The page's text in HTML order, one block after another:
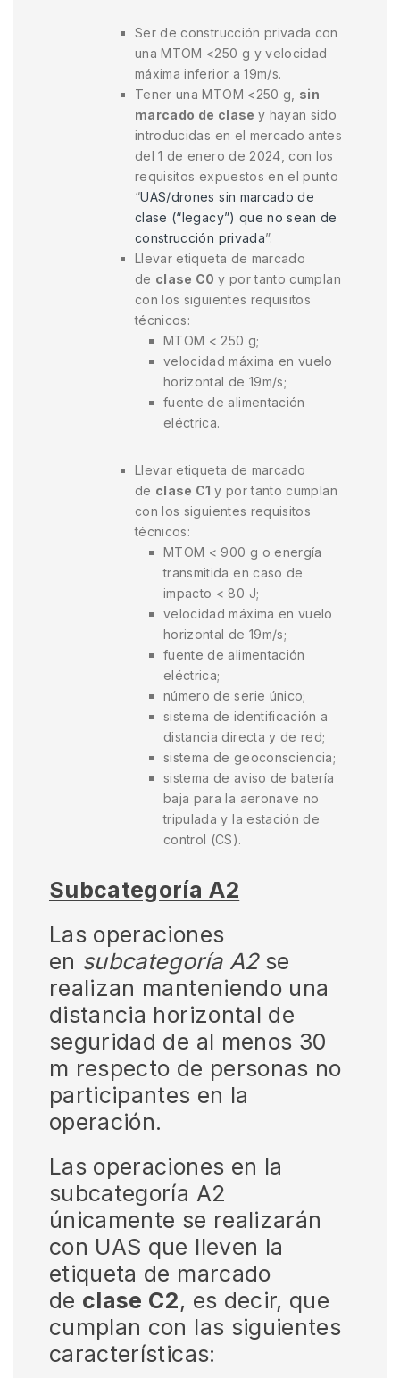
Ser de construcción privada con
una MTOM <250 g y velocidad
máxima inferior a 19m/s.
Tener una MTOM <250 g, sin
marcado de clase y hayan sido
introducidas en el mercado antes
del 1 de enero de 2024, con los
requisitos expuestos en el punto
“UAS/drones sin marcado de
clase (“legacy”) que no sean de
construcción privada”.
Llevar etiqueta de marcado
de clase C0y por tanto cumplan
con los siguientes requisitos
técnicos:
MTOM < 250 g;
velocidad máxima en vuelo
horizontal de 19m/s;
fuente de alimentación
eléctrica.
Llevar etiqueta de marcado
de clase C1y por tanto cumplan
con los siguientes requisitos
técnicos:
MTOM < 900 g o energía
transmitida en caso de
impacto < 80 J;
velocidad máxima en vuelo
horizontal de 19m/s;
fuente de alimentación
eléctrica;
número de serie único;
sistema de identificación a
distancia directa y de red;
sistema de geoconsciencia;
sistema de aviso de batería
baja para la aeronave no
tripulada y la estación de
control (CS).
Subcategoría A2
Las operaciones
en subcategoría A2se
realizan manteniendo una
distancia horizontal de
seguridad de al menos 30
m respecto de personas no
participantes en la
operación.
Las operaciones en la
subcategoría A2
únicamente se realizarán
con UAS que lleven la
etiqueta de marcado
de clase C2, es decir, que
cumplan con las siguientes
características: